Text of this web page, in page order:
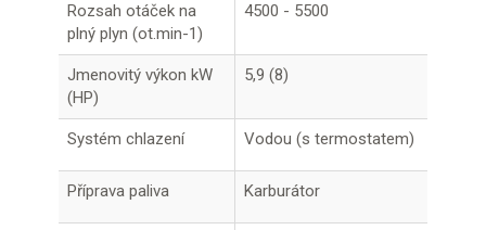
Rozsah otáček na
plný plyn (ot.min-1)
4500 - 5500
Jmenovitý výkon kW
(HP)
5,9 (8)
Systém chlazení Vodou (s termostatem)
Příprava paliva Karburátor